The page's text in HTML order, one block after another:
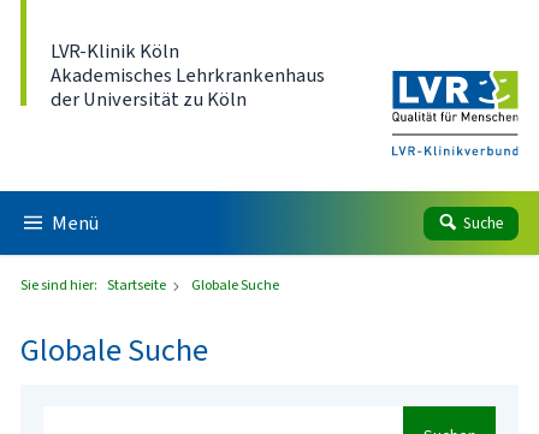
LVR-Klinik Köln
Akademisches Lehrkrankenhaus
der Universität zu Köln
Menü Suche
Sie sind hier: Startseite Globale Suche
Globale Suche